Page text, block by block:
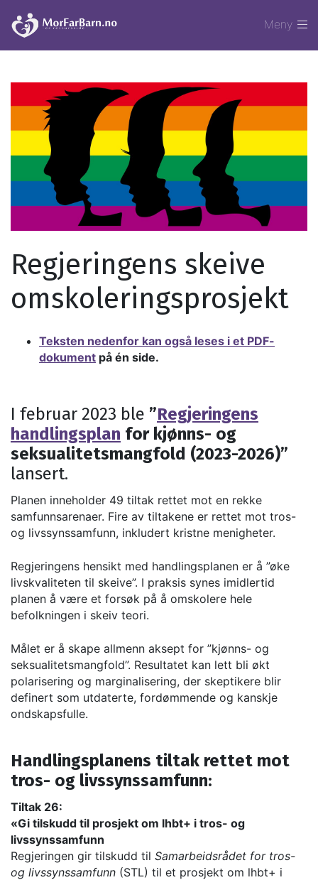
Meny
Regjeringens skeive
omskoleringsprosjekt
Teksten nedenfor kan også leses i et PDF-
dokument på én side.
I februar 2023 ble ”Regjeringens
handlingsplan for kjønns- og
seksualitetsmangfold (2023-2026)”
lansert.
Planen inneholder 49 tiltak rettet mot en rekke
samfunnsarenaer. Fire av tiltakene er rettet mot tros-
og livssynssamfunn, inkludert kristne menigheter.
Regjeringens hensikt med handlingsplanen er å ”øke
livskvaliteten til skeive”. I praksis synes imidlertid
planen å være et forsøk på å omskolere hele
befolkningen i skeiv teori.
Målet er å skape allmenn aksept for ”kjønns- og
seksualitetsmangfold”. Resultatet kan lett bli økt
polarisering og marginalisering, der skeptikere blir
definert som utdaterte, fordømmende og kanskje
ondskapsfulle.
Handlingsplanens tiltak rettet mot
tros- og livssynssamfunn:
Tiltak 26:
«Gi tilskudd til prosjekt om lhbt+ i tros- og
livssynssamfunn
Regjeringen gir tilskudd til Samarbeidsrådet for tros-
og livssynssamfunn (STL) til et prosjekt om lhbt+ i